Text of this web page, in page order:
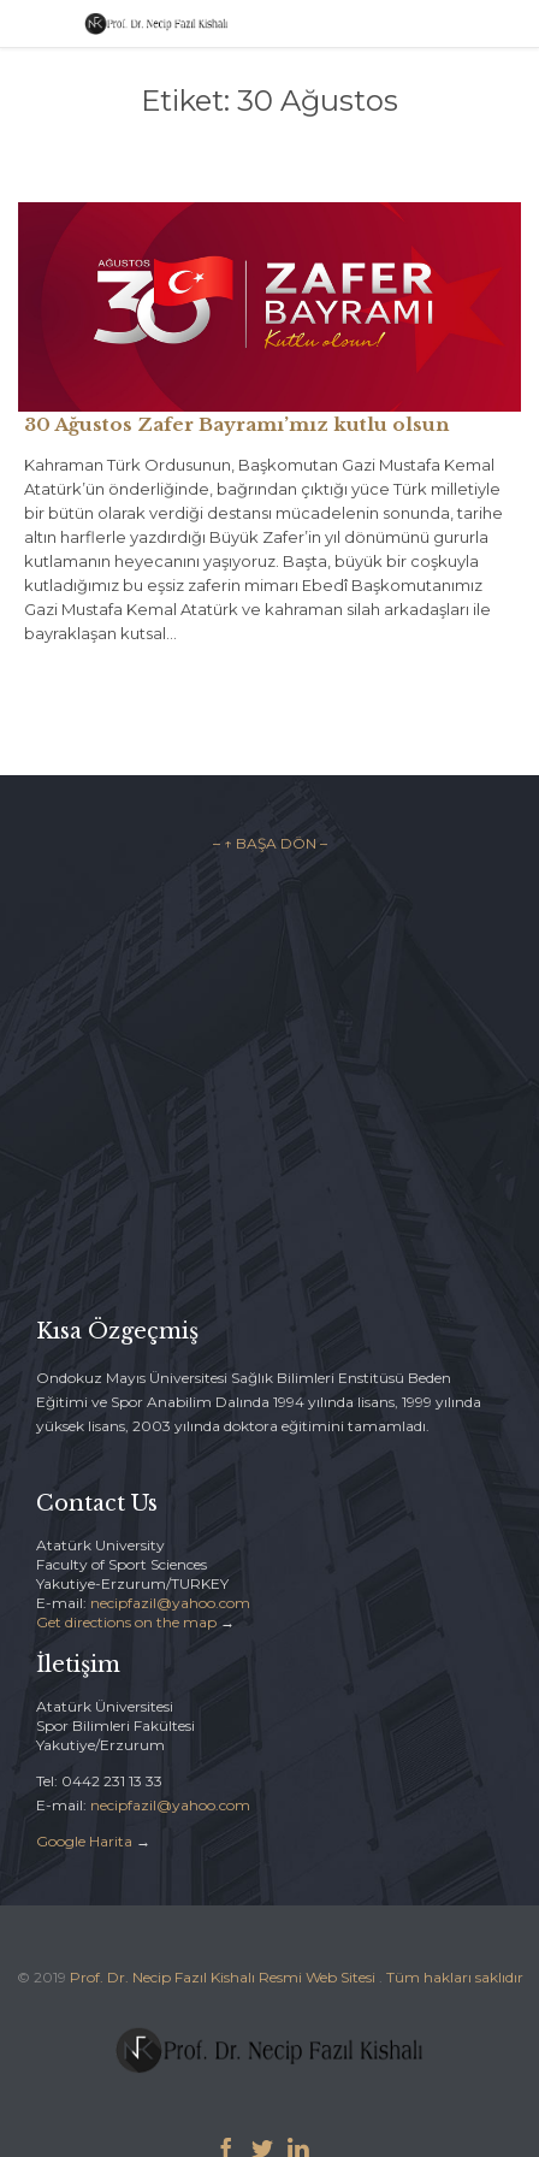
Etiket: 30 Ağustos
30 Ağustos Zafer Bayramı’mız kutlu olsun
Kahraman Türk Ordusunun, Başkomutan Gazi Mustafa Kemal
Atatürk’ün önderliğinde, bağrından çıktığı yüce Türk milletiyle
bir bütün olarak verdiği destansı mücadelenin sonunda, tarihe
altın harflerle yazdırdığı Büyük Zafer’in yıl dönümünü gururla
kutlamanın heyecanını yaşıyoruz. Başta, büyük bir coşkuyla
kutladığımız bu eşsiz zaferin mimarı Ebedî Başkomutanımız
Gazi Mustafa Kemal Atatürk ve kahraman silah arkadaşları ile
bayraklaşan kutsal…
– ↑ BAŞA DÖN –
Kısa Özgeçmiş
Ondokuz Mayıs Üniversitesi Sağlık Bilimleri Enstitüsü Beden
Eğitimi ve Spor Anabilim Dalında 1994 yılında lisans, 1999 yılında
yüksek lisans, 2003 yılında doktora eğitimini tamamladı.
Contact Us
Atatürk University
Faculty of Sport Sciences
Yakutiye-Erzurum/TURKEY
E-mail: necipfazil@yahoo.com
Get directions on the map →
İletişim
Atatürk Üniversitesi
Spor Bilimleri Fakültesi
Yakutiye/Erzurum
Tel: 0442 231 13 33
E-mail: necipfazil@yahoo.com
Google Harita →
© 2019 Prof. Dr. Necip Fazıl Kishalı Resmi Web Sitesi Tüm hakları saklıdır
  